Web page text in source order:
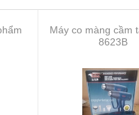
Máy co màng cầm
8623B